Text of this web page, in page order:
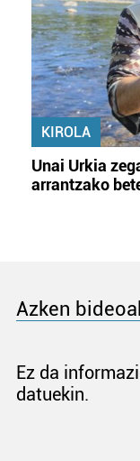
KIROLA
Unai Urkia
arrantzako
Azken
Ez da
datuekin.